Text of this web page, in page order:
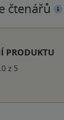
čtenářů
PRODUKTU
z 5